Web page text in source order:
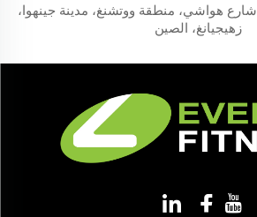
الغرفة C01، رقم 678 شارع هواشي، منطقة ووتشنغ، مدينة جينهوا،
زهيجيانغ، الصين